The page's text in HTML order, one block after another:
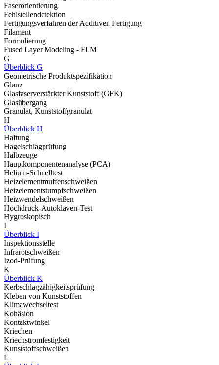
Faserorientierung
Fehlstellendetektion
Fertigungsverfahren der Additiven Fertigung
Filament
Formulierung
Fused Layer Modeling - FLM
G
Überblick G
Geometrische Produktspezifikation
Glanz
Glasfaserverstärkter Kunststoff (GFK)
Glasübergang
Granulat, Kunststoffgranulat
H
Überblick H
Haftung
Hagelschlagprüfung
Halbzeuge
Hauptkomponentenanalyse (PCA)
Helium-Schnelltest
Heizelementmuffenschweißen
Heizelementstumpfschweißen
Heizwendelschweißen
Hochdruck-Autoklaven-Test
Hygroskopisch
I
Überblick I
Inspektionsstelle
Infrarotschweißen
Izod-Prüfung
K
Überblick K
Kerbschlagzähigkeitsprüfung
Kleben von Kunststoffen
Klimawechseltest
Kohäsion
Kontaktwinkel
Kriechen
Kriechstromfestigkeit
Kunststoffschweißen
L